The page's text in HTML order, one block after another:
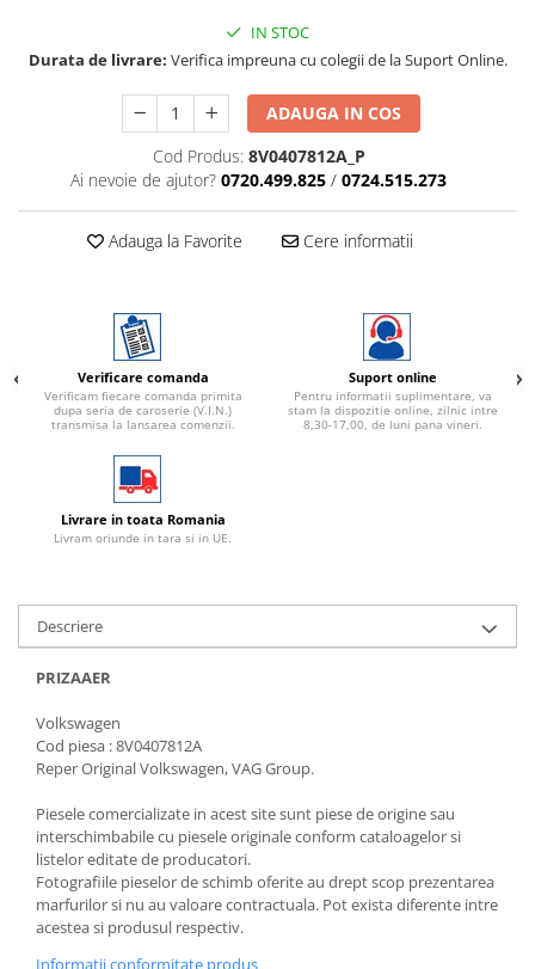
IN STOC
Durata de livrare: Verifica impreuna cu colegii de la Suport Online.
ADAUGA IN COS
Cod Produs: 8V0407812A_P
Ai nevoie de ajutor? 0720.499.825 / 0724.515.273
Adauga la Favorite Cere informatii
Verificare comanda
Verificam fiecare comanda primita
dupa seria de caroserie (V.I.N.)
transmisa la lansarea comenzii.
Suport online
Pentru informatii suplimentare, va
stam la dispozitie online, zilnic intre
8,30-17,00, de luni pana vineri.
Livrare in toata Romania
Livram oriunde in tara si in UE.
Descriere
PRIZAAER
Volkswagen
Cod piesa : 8V0407812A
Reper Original Volkswagen, VAG Group.
Piesele comercializate in acest site sunt piese de origine sau
interschimbabile cu piesele originale conform cataloagelor si
listelor editate de producatori.
Fotografiile pieselor de schimb oferite au drept scop prezentarea
marfurilor si nu au valoare contractuala. Pot exista diferente intre
acestea si produsul respectiv.
Informatii conformitate produs